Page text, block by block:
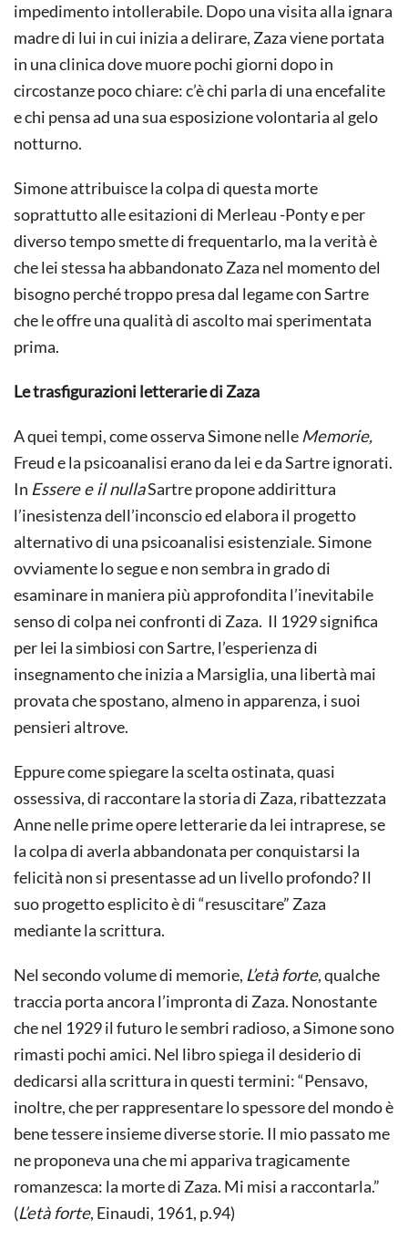
impedimento intollerabile. Dopo una visita alla ignara
madre di lui in cui inizia a delirare, Zaza viene portata
in una clinica dove muore pochi giorni dopo in
circostanze poco chiare: c’è chi parla di una encefalite
e chi pensa ad una sua esposizione volontaria al gelo
notturno.
Simone attribuisce la colpa di questa morte
soprattutto alle esitazioni di Merleau -Ponty e per
diverso tempo smette di frequentarlo, ma la verità è
che lei stessa ha abbandonato Zaza nel momento del
bisogno perché troppo presa dal legame con Sartre
che le offre una qualità di ascolto mai sperimentata
prima.
Le trasfigurazioni letterarie di Zaza
A quei tempi, come osserva Simone nelle Memorie,
Freud e la psicoanalisi erano da lei e da Sartre ignorati.
In Essere e il nullaSartre propone addirittura
l’inesistenza dell’inconscio ed elabora il progetto
alternativo di una psicoanalisi esistenziale. Simone
ovviamente lo segue e non sembra in grado di
esaminare in maniera più approfondita l’inevitabile
senso di colpa nei confronti di Zaza. Il 1929 significa
per lei la simbiosi con Sartre, l’esperienza di
insegnamento che inizia a Marsiglia, una libertà mai
provata che spostano, almeno in apparenza, i suoi
pensieri altrove.
Eppure come spiegare la scelta ostinata, quasi
ossessiva, di raccontare la storia di Zaza, ribattezzata
Anne nelle prime opere letterarie da lei intraprese, se
la colpa di averla abbandonata per conquistarsi la
felicità non si presentasse ad un livello profondo? Il
suo progetto esplicito è di “resuscitare” Zaza
mediante la scrittura.
Nel secondo volume di memorie, L’età forte, qualche
traccia porta ancora l’impronta di Zaza. Nonostante
che nel 1929 il futuro le sembri radioso, a Simone sono
rimasti pochi amici. Nel libro spiega il desiderio di
dedicarsi alla scrittura in questi termini: “Pensavo,
inoltre, che per rappresentare lo spessore del mondo è
bene tessere insieme diverse storie. Il mio passato me
ne proponeva una che mi appariva tragicamente
romanzesca: la morte di Zaza. Mi misi a raccontarla.”
(L’età forte, Einaudi, 1961, p.94)